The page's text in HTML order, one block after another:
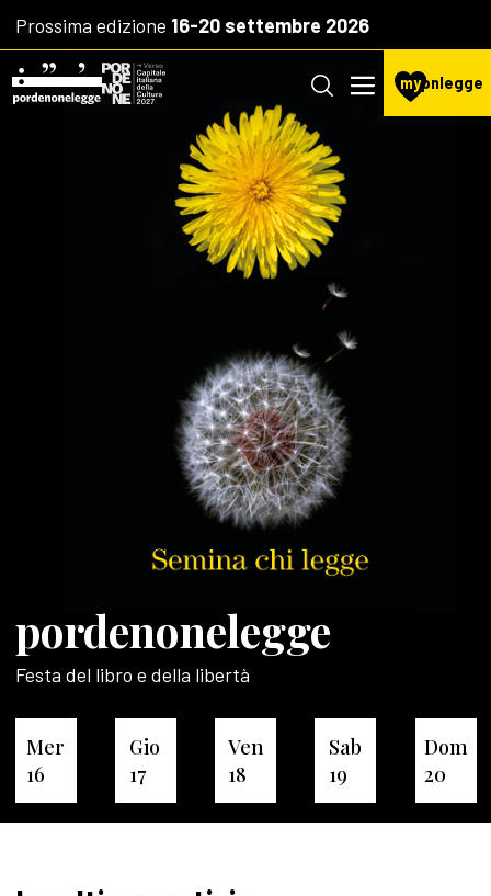
Prossima edizione 16-20 settembre 2026
mypnlegge
pordenonelegge
Festa del libro e della libertà
Mer
16
Gio
17
Ven
18
Sab
19
Dom
20